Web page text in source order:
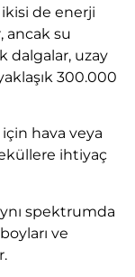
ikisi de enerji
ancak su
dalgalar, uzay
300.000
hava veya
ihtiyaç
spektrumda
ve